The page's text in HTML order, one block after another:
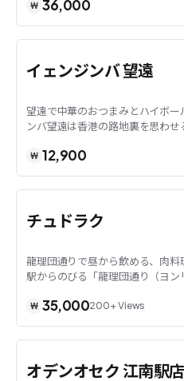
₩ 36,000
ソウル · 望遠
イェンジンバ 望遠
望遠で中華のおつまみとハイボ
ンバ望遠は香港の路地裏を思わ
₩ 12,900
ソウル · 龍山
チュドラク
龍理団通りで昼から飲める、肉
駅からのびる「龍理団通り（ヨ
₩ 35,000200+ Views
ソウル · 江南
オデンオセク 江南駅店